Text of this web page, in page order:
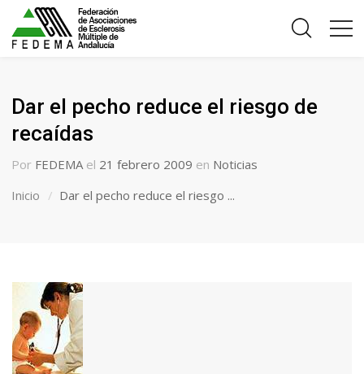
Dar el pecho reduce el riesgo de
recaídas
Por FEDEMA el 21 febrero 2009 en Noticias
Inicio
Dar el pecho reduce el riesgo ...